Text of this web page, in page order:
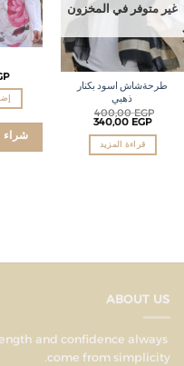
متوفر في المخزون
طرحةشاش اسود بكنار
ذهبي
400,00EGP
340,00EGP
قراءة المزيد
شراء
ABOUT US
and confidence always
come from simplicity.